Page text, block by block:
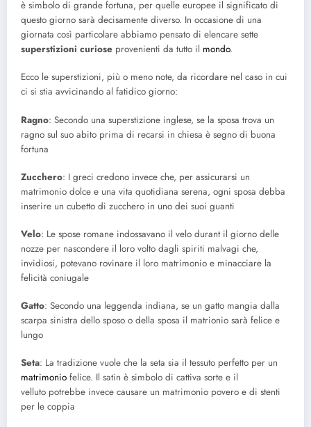
è simbolo di grande fortuna, per quelle europee il significato di
questo giorno sarà decisamente diverso. In occasione di una
giornata così particolare abbiamo pensato di elencare sette
superstizioni curiose provenienti da tutto il mondo.
Ecco le superstizioni, più o meno note, da ricordare nel caso in cui
ci si stia avvicinando al fatidico giorno:
Ragno: Secondo una superstizione inglese, se la sposa trova un
ragno sul suo abito prima di recarsi in chiesa è segno di buona
fortuna
Zucchero: I greci credono invece che, per assicurarsi un
matrimonio dolce e una vita quotidiana serena, ogni sposa debba
inserire un cubetto di zucchero in uno dei suoi guanti
Velo: Le spose romane indossavano il velo durant il giorno delle
nozze per nascondere il loro volto dagli spiriti malvagi che,
invidiosi, potevano rovinare il loro matrimonio e minacciare la
felicità coniugale
Gatto: Secondo una leggenda indiana, se un gatto mangia dalla
scarpa sinistra dello sposo o della sposa il matrionio sarà felice e
lungo
Seta: La tradizione vuole che la seta sia il tessuto perfetto per un
matrimonio felice. Il satin è simbolo di cattiva sorte e il
velluto potrebbe invece causare un matrimonio povero e di stenti
per le coppia